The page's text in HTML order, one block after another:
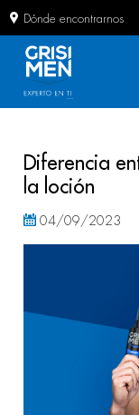
Dónde encontrarnos
Diferencia
la loción
04/09/2023